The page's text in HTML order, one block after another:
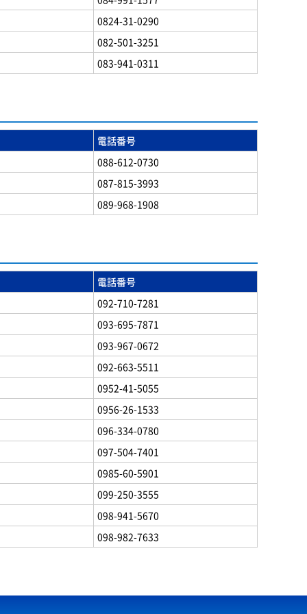
0824-31-0290
082-501-3251
083-941-0311
電話番号
088-612-0730
087-815-3993
089-968-1908
電話番号
092-710-7281
093-695-7871
093-967-0672
092-663-5511
0952-41-5055
0956-26-1533
096-334-0780
097-504-7401
0985-60-5901
099-250-3555
098-941-5670
098-982-7633